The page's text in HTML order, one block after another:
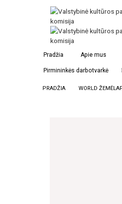
Pradžia Apie mus
Pirmininkės darbotvarkė
PRADŽIA WORLD